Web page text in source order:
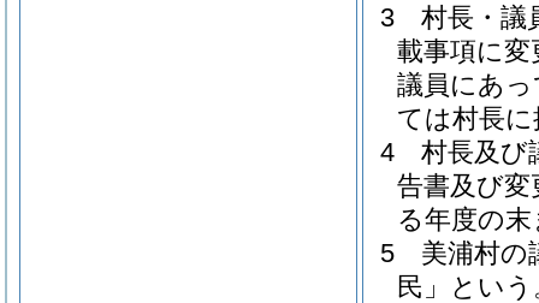
3
村長・議
載事項に
議員にあ
ては村長
4
村長及び
告書及び
る年度の
5
美浦村の
民」という